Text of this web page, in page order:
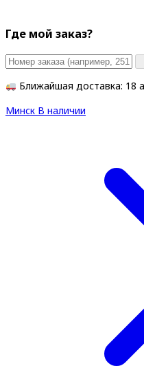
Где мой заказ?
Ближайшая доставка: 18
Минск В наличии